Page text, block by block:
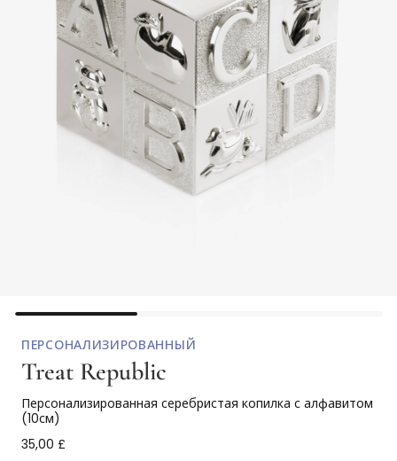
ПЕРСОНАЛИЗИРОВАННЫЙ
Treat Republic
Персонализированная серебристая копилка с алфавитом
(10см)
35,00 £